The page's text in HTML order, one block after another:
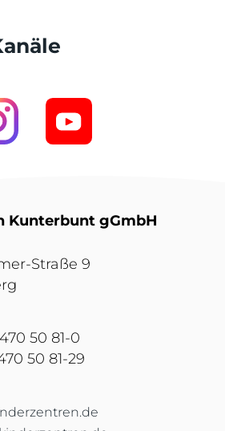
Kunterbunt gGmbH
Straße 9
50 81-0
50 81-29